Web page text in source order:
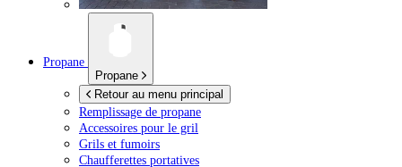
Propane
Propane
Retour au menu principal
Remplissage de propane
Accessoires pour le gril
Grils et fumoirs
Chaufferettes portatives